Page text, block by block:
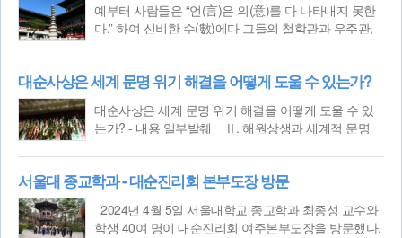
예부터 사람들은 “언(言)은 의(意)를 다 나타내지 못한
다.” 하여 신비한 수(數)에다 그들의 철학관과 우주관,
낼 수 없었기 때문에 은유적이고 상징적 언어인 숫자
대순사상은 세계 문명 위기 해결을 어떻게 도울 수 있는가?
대순사상은 세계 문명 위기 해결을 어떻게 도울 수 있
는가? - 내용 일부발췌 ​Ⅱ. 해원상생과 세계적 문명
로운 차원의 종| 기획 - 불멸
서울대 종교학과 - 대순진리회 본부도장 방문
2024년 4월 5일 서울대학교 종교학과 최종성 교수와
학생 40여 명이 대순진리회 여주본부도장을 방문했다.